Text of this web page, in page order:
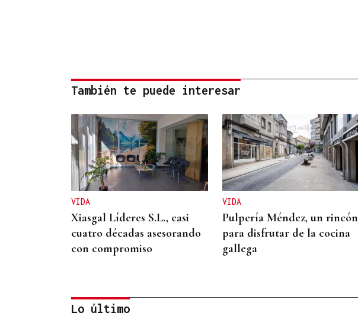
También te puede interesar
VIDA
Xiasgal Líderes S.L., casi
cuatro décadas asesorando
con compromiso
VIDA
Pulpería Méndez, un rincón
para disfrutar de la cocina
gallega
Lo último